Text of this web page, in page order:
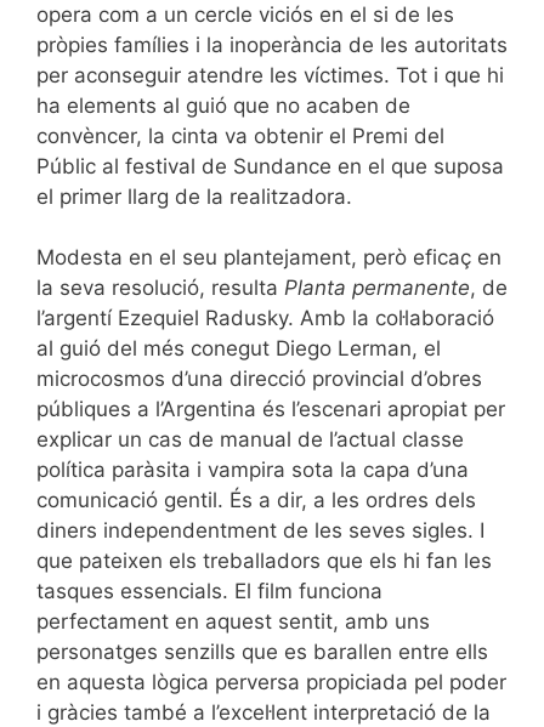
opera com a un cercle viciós en el si de les
pròpies famílies i la inoperància de les autoritats
per aconseguir atendre les víctimes. Tot i que hi
ha elements al guió que no acaben de
convèncer, la cinta va obtenir el Premi del
Públic al festival de Sundance en el que suposa
el primer llarg de la realitzadora.
Modesta en el seu plantejament, però eficaç en
la seva resolució, resulta Planta permanente, de
l’argentí Ezequiel Radusky. Amb la col·laboració
al guió del més conegut Diego Lerman, el
microcosmos d’una direcció provincial d’obres
públiques a l’Argentina és l’escenari apropiat per
explicar un cas de manual de l’actual classe
política paràsita i vampira sota la capa d’una
comunicació gentil. És a dir, a les ordres dels
diners independentment de les seves sigles. I
que pateixen els treballadors que els hi fan les
tasques essencials. El film funciona
perfectament en aquest sentit, amb uns
personatges senzills que es barallen entre ells
en aquesta lògica perversa propiciada pel poder
i gràcies també a l’excel·lent interpretació de la